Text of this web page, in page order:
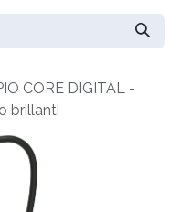
CORE DIGITAL -
brillanti